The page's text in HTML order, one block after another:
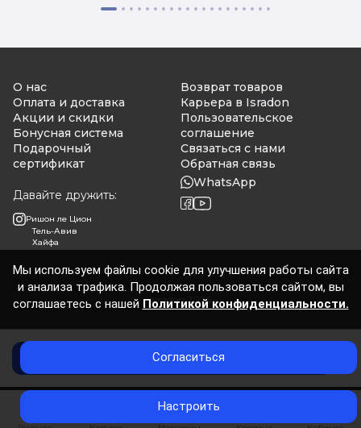
Добавить в корзину
О нас
Оплата и доставка
Акции и скидки
Бонусная система
Подарочный
сертификат
Давайте дружить:
Ришон ле Цион
Тель-Авив
Хайфа
Возврат товаров
Карьера в Isradon
Пользовательское
соглашение
Связаться с нами
Обратная связь
WhatsApp
Isradon 2026
Мы используем файлы cookie для улучшения работы сайта
и анализа трафика. Продолжая пользоваться сайтом, вы
соглашаетесь с нашей Политикой конфиденциальности.
Согласиться
Настроить